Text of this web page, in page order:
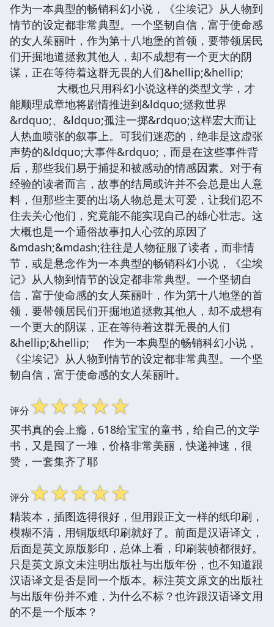
作为一本典型的畅销科幻小说，《尘埃记》从人物到
情节的设定都非常典型。一个坚韧自信，富于使命感
的女人茱丽叶，作为第十八地堡的首领，要带领居民
们开掘地道拯救其他人，却不成想有一个更大的阴
谋，正在等待着这群无畏的人们&hellip;&hellip;
大概也只用科幻小说这样的类型文学，才
能顺理成章地将剧情推进到&ldquo;拯救世界
&rdquo;、&ldquo;孤注一掷&rdquo;这样宏大而让
人热血喷张的叙事上。可我们迷恋的，绝非是这虚张
声势的&ldquo;大事件&rdquo;，而是在这些事件背
后，那些我们易于捕捉和被感动的情感因素。对于有
经验的读者而言，故事的结局或许并不会总是出人意
料，但那些主要的出场人物总是太可爱，让我们忍不
住去关心他们，究竟能不能实现自己的雄心壮志。这
大概也是一个通俗故事扣人心弦的原因了
&mdash;&mdash;往往是人物征服了读者，而非情
节，或是悬念作为一本典型的畅销科幻小说，《尘埃
记》从人物到情节的设定都非常典型。一个坚韧自
信，富于使命感的女人茱丽叶，作为第十八地堡的首
领，要带领居民们开掘地道拯救其他人，却不成想有
一个更大的阴谋，正在等待着这群无畏的人们
&hellip;&hellip; 作为一本典型的畅销科幻小说，
《尘埃记》从人物到情节的设定都非常典型。一个坚
韧自信，富于使命感的女人茱丽叶。
评分☆☆☆☆☆
买书真的会上瘾，618给宝宝的童书，给自己的文学
书，又是囤了一堆，价格非常美丽，快递神速，很
赞，一套集齐了耶
评分☆☆☆☆☆
精装本，插图选得很好，但用跟正文一样的纸印刷，
模糊不清，用铜版纸印刷就好了。前面是汉语译文，
后面是英文原版影印，总体上看，印刷装帧都很好。
只是英文原文未注明出版社与出版年份，也不知道跟
汉语译文是否是同一个版本。标注英文原文的出版社
与出版年份并不难，为什么不标？也许跟汉语译文用
的不是一个版本？